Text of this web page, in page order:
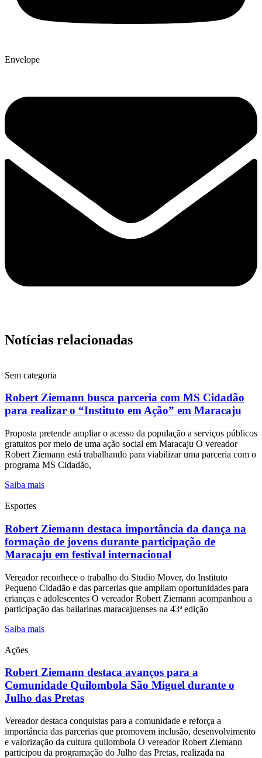
Envelope
Notícias relacionadas
Sem categoria
Robert Ziemann busca parceria com MS Cidadão
para realizar o “Instituto em Ação” em Maracaju
Proposta pretende ampliar o acesso da população a serviços públicos
gratuitos por meio de uma ação social em Maracaju O vereador
Robert Ziemann está trabalhando para viabilizar uma parceria com o
programa MS Cidadão,
Saiba mais
Esportes
Robert Ziemann destaca importância da dança na
formação de jovens durante participação de
Maracaju em festival internacional
Vereador reconhece o trabalho do Studio Mover, do Instituto
Pequeno Cidadão e das parcerias que ampliam oportunidades para
crianças e adolescentes O vereador Robert Ziemann acompanhou a
participação das bailarinas maracajuenses na 43ª edição
Saiba mais
Ações
Robert Ziemann destaca avanços para a
Comunidade Quilombola São Miguel durante o
Julho das Pretas
Vereador destaca conquistas para a comunidade e reforça a
importância das parcerias que promovem inclusão, desenvolvimento
e valorização da cultura quilombola O vereador Robert Ziemann
participou da programação do Julho das Pretas, realizada na